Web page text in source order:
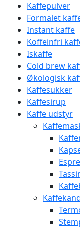
Kaffepulver
Formalet
Instant kaffe
Koffeinfri
Iskaffe
Cold brew
Økologisk
Kaffesukker
Kaffesirup
Kaffe udstyr